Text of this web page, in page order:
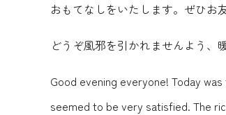
おもてなしをいたします。ぜひお
どうぞ風邪を引かれませんよう、
Good evening everyone! Today
seemed to be very satisfied. The